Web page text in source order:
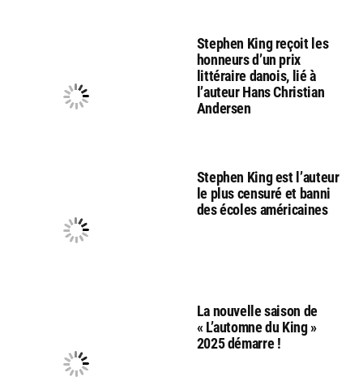
Stephen King reçoit les
honneurs d’un prix
littéraire danois, lié à
l’auteur Hans Christian
Andersen
Stephen King est l’auteur
le plus censuré et banni
des écoles américaines
La nouvelle saison de
« L’automne du King »
2025 démarre !